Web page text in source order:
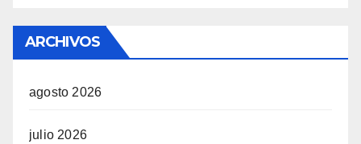
ARCHIVOS
agosto 2026
julio 2026